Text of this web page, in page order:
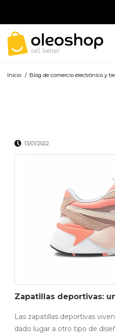
Inicio / Blog de comercio electrónico y
13/01/2022
Zapatillas deportivas:
Las zapatillas deportivas
dado lugar a otro tipo de